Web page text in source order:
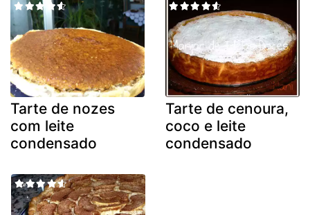
Tarte de nozes
com leite
condensado
Tarte de cenoura,
coco e leite
condensado